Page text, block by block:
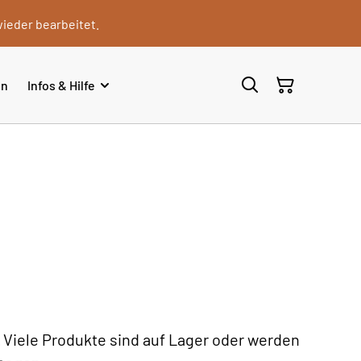
bearbeitet.
Infos & Hilfe
Produkte sind auf Lager oder werden